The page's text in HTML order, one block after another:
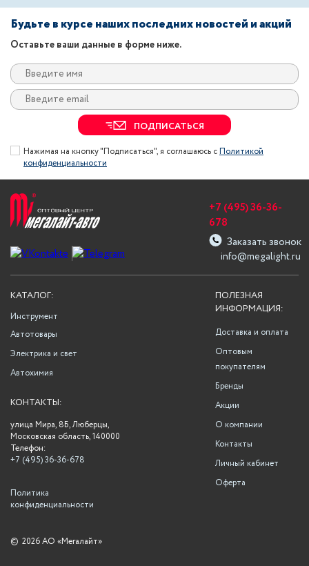
Будьте в курсе наших последних новостей и акций
Оставьте ваши данные в форме ниже.
ПОДПИСАТЬСЯ
Нажимая на кнопку "Подписаться", я соглашаюсь сПолитикой
конфиденциальности
info@megalight.ru
+7 (495) 36-36-
678
Заказать звонок
ПОЛЕЗНАЯ
ИНФОРМАЦИЯ:
Доставка и оплата
Оптовым
покупателям
Бренды
Акции
О компании
Контакты
Личный кабинет
Оферта
КАТАЛОГ:
Инструмент
Автотовары
Электрика и свет
Автохимия
КОНТАКТЫ:
улица Мира, 8Б, Люберцы,
Московская область, 140000
Телефон:
+7 (495) 36-36-678
Политика
конфиденциальности
© 2026 АО «Мегалайт»